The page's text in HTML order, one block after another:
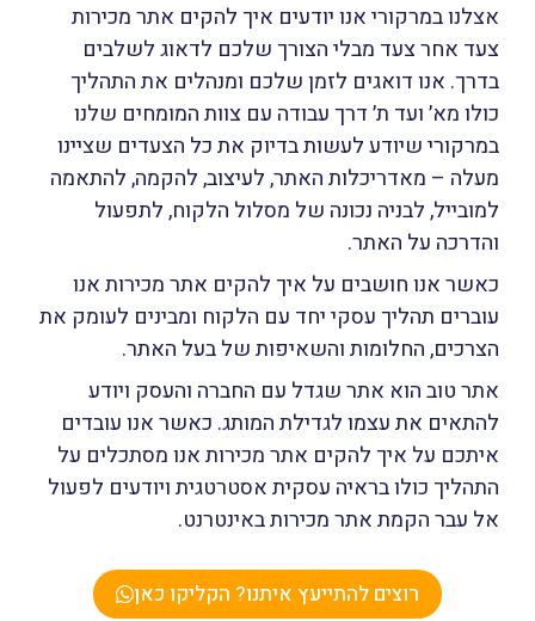
אצלנו במרקורי אנו יודעים איך להקים אתר מכירות
צעד אחר צעד מבלי הצורך שלכם לדאוג לשלבים
בדרך. אנו דואגים לזמן שלכם ומנהלים את התהליך
כולו מא׳ ועד ת׳ דרך עבודה עם צוות המומחים שלנו
במרקורי שיודע לעשות בדיוק את כל הצעדים שציינו
מעלה – מאדריכלות האתר, לעיצוב, להקמה, להתאמה
למובייל, לבניה נכונה של מסלול הלקוח, לתפעול
והדרכה על האתר.
כאשר אנו חושבים על איך להקים אתר מכירות אנו
עוברים תהליך עסקי יחד עם הלקוח ומבינים לעומק את
הצרכים, החלומות והשאיפות של בעל האתר.
אתר טוב הוא אתר שגדל עם החברה והעסק ויודע
להתאים את עצמו לגדילת המותג. כאשר אנו עובדים
איתכם על איך להקים אתר מכירות אנו מסתכלים על
התהליך כולו בראיה עסקית אסטרטגית ויודעים לפעול
אל עבר הקמת אתר מכירות באינטרנט.
רוצים להתייעץ איתנו? הקליקו כאן